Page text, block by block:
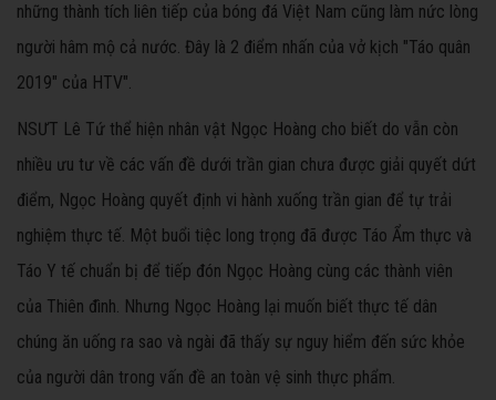
những thành tích liên tiếp của bóng đá Việt Nam cũng làm nức lòng
người hâm mộ cả nước. Đây là 2 điểm nhấn của vở kịch "Táo quân
2019" của HTV".
NSƯT Lê Tứ thể hiện nhân vật Ngọc Hoàng cho biết do vẫn còn
nhiều ưu tư về các vấn đề dưới trần gian chưa được giải quyết dứt
điểm, Ngọc Hoàng quyết định vi hành xuống trần gian để tự trải
nghiệm thực tế. Một buổi tiệc long trọng đã được Táo Ẩm thực và
Táo Y tế chuẩn bị để tiếp đón Ngọc Hoàng cùng các thành viên
của Thiên đình. Nhưng Ngọc Hoàng lại muốn biết thực tế dân
chúng ăn uống ra sao và ngài đã thấy sự nguy hiểm đến sức khỏe
của người dân trong vấn đề an toàn vệ sinh thực phẩm.